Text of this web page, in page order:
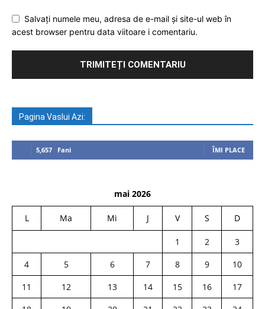
Salvați numele meu, adresa de e-mail și site-ul web în
acest browser pentru data viitoare i comentariu.
Pagina Vaslui Azi:
5,657 Fani ÎMI PLACE
mai 2026
L Ma Mi J V S D
1 2
3
4
5 6 7 8 9
10
11
12 13 14 15 16
17